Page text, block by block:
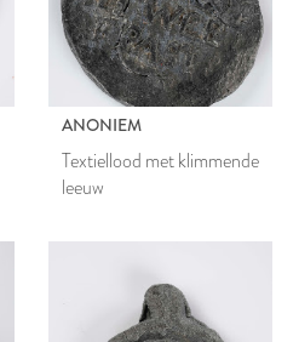
ANONIEM
Textiellood met klimmende
leeuw